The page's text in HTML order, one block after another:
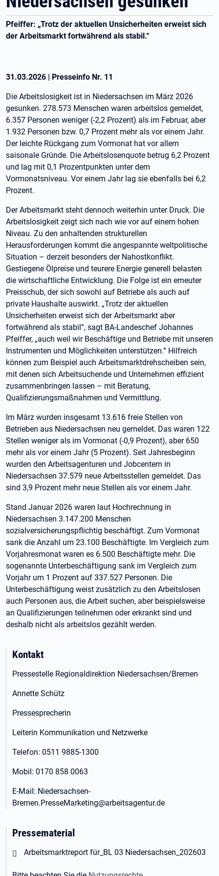
Pfeiffer: „Trotz der aktuellen Unsicherheiten erweist sich
der Arbeitsmarkt fortwährend als stabil.“
31.03.2026 | Presseinfo Nr. 11
Die Arbeitslosigkeit ist in Niedersachsen im März 2026
gesunken. 278.573 Menschen waren arbeitslos gemeldet,
6.357 Personen weniger (-2,2 Prozent) als im Februar, aber
1.932 Personen bzw. 0,7 Prozent mehr als vor einem Jahr.
Der leichte Rückgang zum Vormonat hat vor allem
saisonale Gründe. Die Arbeitslosenquote betrug 6,2 Prozent
und lag mit 0,1 Prozentpunkten unter dem
Vormonatsniveau. Vor einem Jahr lag sie ebenfalls bei 6,2
Prozent.
Der Arbeitsmarkt steht dennoch weiterhin unter Druck. Die
Arbeitslosigkeit zeigt sich nach wie vor auf einem hohen
Niveau. Zu den anhaltenden strukturellen
Herausforderungen kommt die angespannte weltpolitische
Situation – derzeit besonders der Nahostkonflikt.
Gestiegene Ölpreise und teurere Energie generell belasten
die wirtschaftliche Entwicklung. Die Folge ist ein erneuter
Preisschub, der sich sowohl auf Betriebe als auch auf
private Haushalte auswirkt. „Trotz der aktuellen
Unsicherheiten erweist sich der Arbeitsmarkt aber
fortwährend als stabil“, sagt BA-Landeschef Johannes
Pfeiffer, „auch weil wir Beschäftige und Betriebe mit unseren
Instrumenten und Möglichkeiten unterstützen.“ Hilfreich
können zum Beispiel auch Arbeitsmarktdrehscheiben sein,
mit denen sich Arbeitsuchende und Unternehmen effizient
zusammenbringen lassen – mit Beratung,
Qualifizierungsmaßnahmen und Vermittlung.
Im März wurden insgesamt 13.616 freie Stellen von
Betrieben aus Niedersachsen neu gemeldet. Das waren 122
Stellen weniger als im Vormonat (-0,9 Prozent), aber 650
mehr als vor einem Jahr (5 Prozent). Seit Jahresbeginn
wurden den Arbeitsagenturen und Jobcentern in
Niedersachsen 37.579 neue Arbeitsstellen gemeldet. Das
sind 3,9 Prozent mehr neue Stellen als vor einem Jahr.
Stand Januar 2026 waren laut Hochrechnung in
Niedersachsen 3.147.200 Menschen
sozialversicherungspflichtig beschäftigt. Zum Vormonat
sank die Anzahl um 23.100 Beschäftigte. Im Vergleich zum
Vorjahresmonat waren es 6.500 Beschäftigte mehr. Die
sogenannte Unterbeschäftigung sank im Vergleich zum
Vorjahr um 1 Prozent auf 337.527 Personen. Die
Unterbeschäftigung weist zusätzlich zu den Arbeitslosen
auch Personen aus, die Arbeit suchen, aber beispielsweise
an Qualifizierungen teilnehmen oder erkrankt sind und
deshalb nicht als arbeitslos gezählt werden.
Kontakt
Pressestelle Regionaldirektion Niedersachsen/Bremen
Annette Schütz
Pressesprecherin
Leiterin Kommunikation und Netzwerke
Telefon: 0511 9885-1300
Mobil: 0170 858 0063
E-Mail: Niedersachsen-
Bremen.PresseMarketing@arbeitsagentur.de
Pressematerial
Öffnet in neuem Tab
Arbeitsmarktreport für_BL 03 Niedersachsen_202603